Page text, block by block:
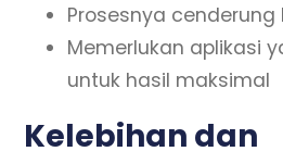
Prosesnya
Memerlukan aplikasi
untuk hasil maksimal
Kelebihan dan